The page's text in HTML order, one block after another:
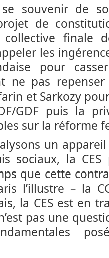
souvenir de
de
finale
les
pour
ne pas
et Sarkozy
GDF puis la
sur la réforme
un
sociaux, la
que cette
l’illustre – la
la CES est en
pas une